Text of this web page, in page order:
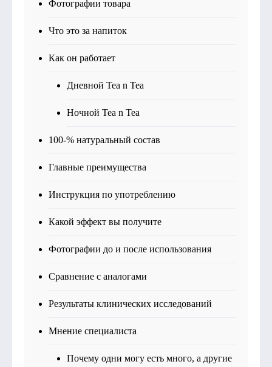
Фотографии товара
Что это за напиток
Как он работает
Дневной Tea n Tea
Ночной Tea n Tea
100-% натуральный состав
Главные преимущества
Инструкция по употреблению
Какой эффект вы получите
Фотографии до и после использования
Сравнение с аналогами
Результаты клинических исследований
Мнение специалиста
Почему одни могу есть много, а другие